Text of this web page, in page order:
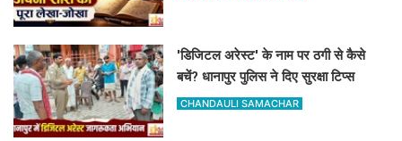
'डिजिटल अरेस्ट' के नाम पर ठगी से कैसे
बचें? धानापुर पुलिस ने दिए सुरक्षा टिप्स
CHANDAULI SAMACHAR